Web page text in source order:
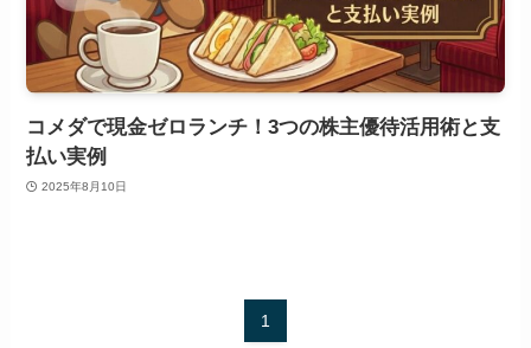
コメダで現金ゼロランチ！3つの株主優待活用術と支
払い実例
2025年8月10日
1